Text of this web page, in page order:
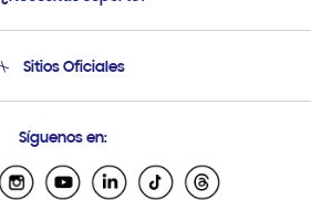
Soporte
Soporte vía eMail
Sitios Oficiales
Samsung Ecuador
El Salvador
Síguenos en: